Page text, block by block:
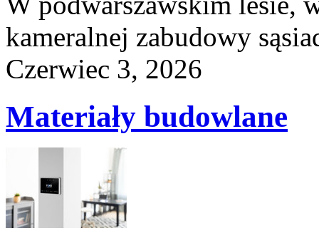
kameralnej zabudowy
Czerwiec 3, 2026
Materiały budowlane